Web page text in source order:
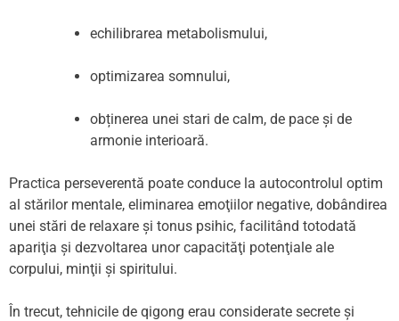
echilibrarea metabolismului,
optimizarea somnului,
obținerea unei stari de calm, de pace și de
armonie interioară.
Practica perseverentă poate conduce la autocontrolul optim
al stărilor mentale, eliminarea emoţiilor negative, dobândirea
unei stări de relaxare şi tonus psihic, facilitând totodată
apariţia şi dezvoltarea unor capacităţi potenţiale ale
corpului, minţii şi spiritului.
În trecut, tehnicile de qigong erau considerate secrete şi